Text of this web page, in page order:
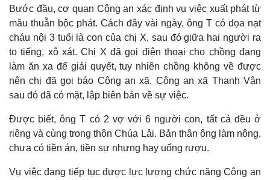
Bước đầu, cơ quan Công an xác định vụ việc xuất phát từ
mâu thuẫn bộc phát. Cách đây vài ngày, ông T có dọa nạt
cháu nội 3 tuổi là con của chị X, sau đó giữa hai người ra
to tiếng, xô xát. Chị X đã gọi điện thoại cho chồng đang
làm ăn xa để giải quyết, tuy nhiên chồng không về được
nên chị đã gọi báo Công an xã. Công an xã Thanh Vận
sau đó đã có mặt, lập biên bản về sự việc.
Được biết, ông T có 2 vợ với 6 người con, tất cả đều ở
riêng và cùng trong thôn Chúa Lải. Bản thân ông làm nông,
chưa có tiền án, tiền sự nhưng hay uống rượu.
Vụ việc đang tiếp tục được lực lượng chức năng Công an